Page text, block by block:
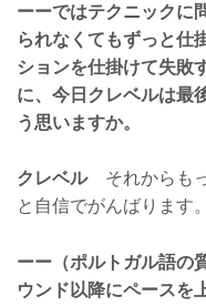
ーーではテクニックに
られなくてもずっと仕
ションを仕掛けて失敗
に、今日クレベルは最
う思いますか。
クレベルそれからもっ
と自信でがんばります。
ーー（ポルトガル語の
ウンド以降にペースを